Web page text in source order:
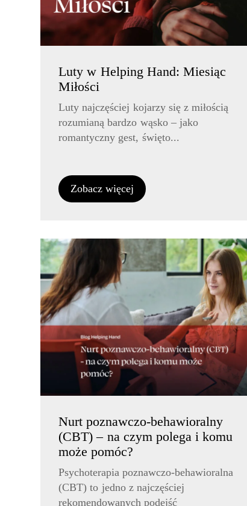
Luty w Helping Hand: Miesiąc
Miłości
Luty najczęściej kojarzy się z miłością
rozumianą bardzo wąsko – jako
romantyczny gest, święto...
Zobacz więcej
Nurt poznawczo-behawioralny
(CBT) – na czym polega i komu
może pomóc?
Psychoterapia poznawczo-behawioralna
(CBT) to jedno z najczęściej
rekomendowanych podejść